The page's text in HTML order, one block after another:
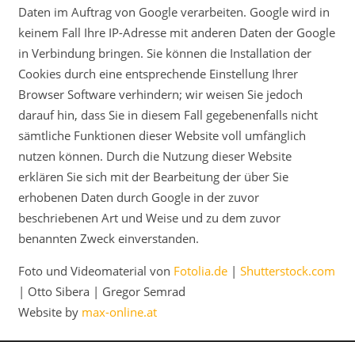
Daten im Auftrag von Google verarbeiten. Google wird in
keinem Fall Ihre IP-Adresse mit anderen Daten der Google
in Verbindung bringen. Sie können die Installation der
Cookies durch eine entsprechende Einstellung Ihrer
Browser Software verhindern; wir weisen Sie jedoch
darauf hin, dass Sie in diesem Fall gegebenenfalls nicht
sämtliche Funktionen dieser Website voll umfänglich
nutzen können. Durch die Nutzung dieser Website
erklären Sie sich mit der Bearbeitung der über Sie
erhobenen Daten durch Google in der zuvor
beschriebenen Art und Weise und zu dem zuvor
benannten Zweck einverstanden.
Foto und Videomaterial von Fotolia.de| Shutterstock.com
| Otto Sibera | Gregor Semrad
Website by max-online.at